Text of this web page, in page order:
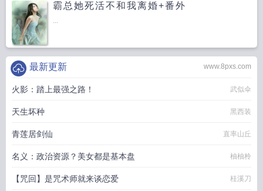
霸总她死活不和我离婚+番外
...
www.8pxs.com
最新更新
火影：踏上最强之路！ 武似伞
天生坏种 黑西装
青莲居剑仙 直率山丘
名义：政治资源？美女都是基本盘 柚柚柃
【咒回】是咒术师就来谈恋爱 桂溪刀